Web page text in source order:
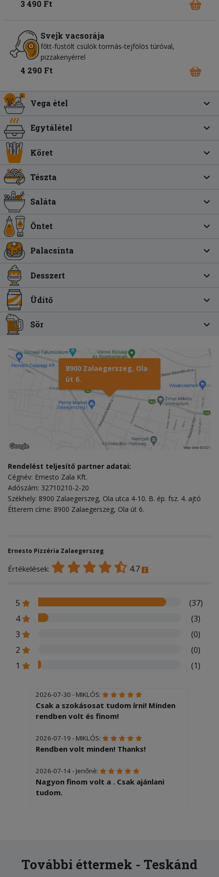
3 490 Ft
Svejk vacsorája
főtt-füstölt csülök tormás-tejfölös túróval,
pizzakenyérrel
4 290 Ft
Vega étel
Egytálétel
Köret
Tészta
Saláta
Öntet
Palacsinta
Desszert
Üdítő
Sör
8900 Zalaegerszeg, Ola
út 6.
Rendelést teljesítő partner adatai:
Cégnév: Ernesto Zala Kft.
Adószám: 32710210-2-20
Székhely: 8900 Zalaegerszeg, Ola utca 4-10. B. ép. fsz. 4. ajtó
Étterem címe: 8900 Zalaegerszeg, Ola út 6.
Ernesto Pizzéria Zalaegerszeg
Értékelések: 4.7
5
(37)
4
(3)
3
(0)
2
(0)
1
(1)
2026-07-30 - MIKLÓS:
Csak a szokásosat tudom írni! Minden
rendben volt és finom!
2026-07-19 - MIKLÓS:
Rendben volt minden! Thanks!
2026-07-14 - Jenőnè:
Nagyon finom volt a . Csak ajánlani
tudom.
Rendben volt minden! Mány thanks!
Miklós Kőmíves
További éttermek - Teskánd